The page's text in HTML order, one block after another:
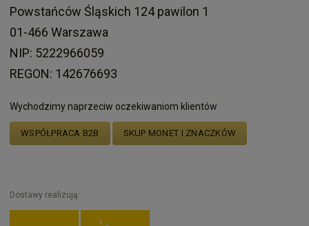
Powstańców Śląskich 124 pawilon 1
01-466 Warszawa
NIP: 5222966059
REGON: 142676693
Wychodzimy naprzeciw oczekiwaniom klientów
WSPÓŁPRACA B2B SKUP MONET I ZNACZKÓW
Dostawy realizują: